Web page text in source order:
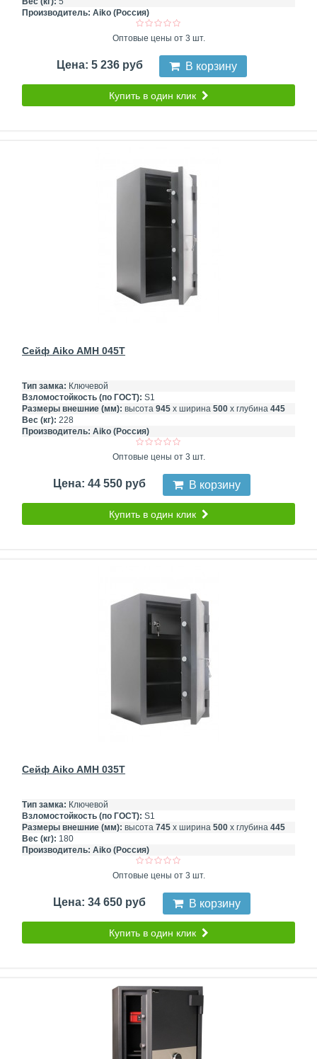
Производитель: Aiko (Россия)
Оптовые цены от 3 шт.
Цена: 5 236 руб В корзину
Купить в один клик
Сейф Aiko AMH 045T
Тип замка: Ключевой
Взломостойкость (по ГОСТ): S1
Размеры внешние (мм): высота 945 х ширина 500 х глубина 445
Вес (кг): 228
Производитель: Aiko (Россия)
Оптовые цены от 3 шт.
Цена: 44 550 руб В корзину
Купить в один клик
Сейф Aiko AMH 035T
Тип замка: Ключевой
Взломостойкость (по ГОСТ): S1
Размеры внешние (мм): высота 745 х ширина 500 х глубина 445
Вес (кг): 180
Производитель: Aiko (Россия)
Оптовые цены от 3 шт.
Цена: 34 650 руб В корзину
Купить в один клик